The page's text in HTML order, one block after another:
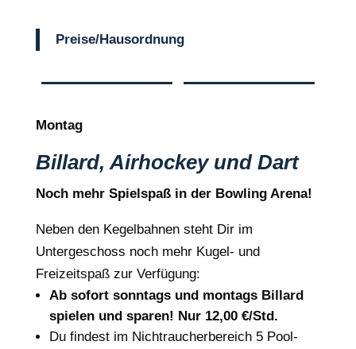
Preise/Hausordnung
Montag
Billard, Airhockey und Dart
Noch mehr Spielspaß in der Bowling Arena!
Neben den Kegelbahnen steht Dir im
Untergeschoss noch mehr Kugel- und
Freizeitspaß zur Verfügung:
Ab sofort sonntags und montags Billard
spielen und sparen! Nur 12,00 €/Std.
Du findest im Nichtraucherbereich 5 Pool-